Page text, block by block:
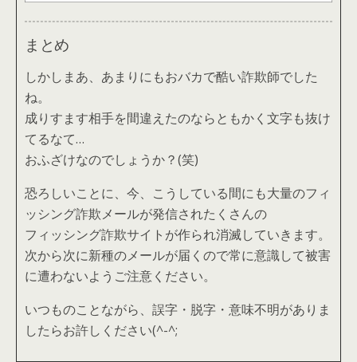
まとめ
しかしまあ、あまりにもおバカで酷い詐欺師でした
ね。
成りすます相手を間違えたのならともかく文字も抜け
てるなて…
おふざけなのでしょうか？(笑)
恐ろしいことに、今、こうしている間にも大量のフィ
ッシング詐欺メールが発信されたくさんの
フィッシング詐欺サイトが作られ消滅していきます。
次から次に新種のメールが届くので常に意識して被害
に遭わないようご注意ください。
いつものことながら、誤字・脱字・意味不明がありま
したらお許しください(^-^;